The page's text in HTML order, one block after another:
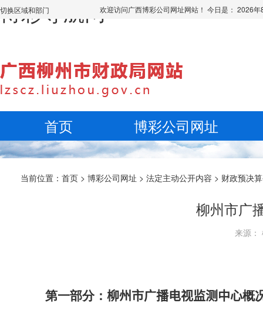
博彩导航网
切换区域和部门 欢迎访问广西博彩公司网址网站！ 今日是： 2026
首页 博彩公司网址
当前位置： 首页 > 博彩公司网址 > 法定主动公开内容 > 财政预决
柳州市广
来源：
第一部分： 柳州市广播电视监测中心概